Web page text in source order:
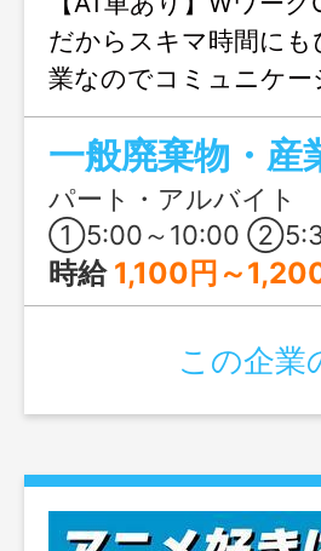
だからスキマ時間に
業なのでコミュニケー
別不問でミドル世代や
代の方まで、幅広く募
パート・アルバイト
①5:00～10:00 ②5:30～
時給 1,100円～
この企業